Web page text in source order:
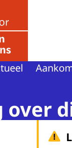
over